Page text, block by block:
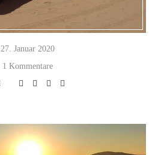
27. Januar 2020
1 Kommentare